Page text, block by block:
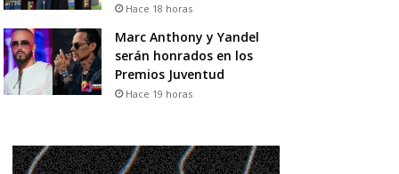
Hace 18 horas
Marc Anthony y Yandel
serán honrados en los
Premios Juventud
Hace 19 horas